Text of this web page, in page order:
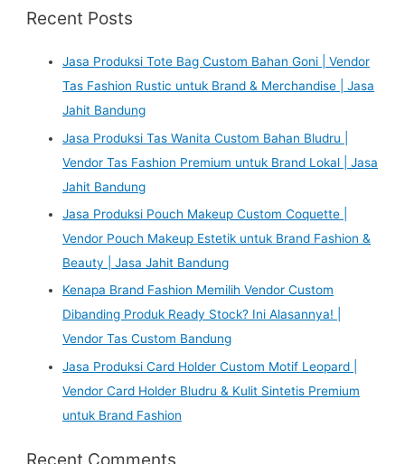
Recent Posts
Jasa Produksi Tote Bag Custom Bahan Goni | Vendor
Tas Fashion Rustic untuk Brand & Merchandise | Jasa
Jahit Bandung
Jasa Produksi Tas Wanita Custom Bahan Bludru |
Vendor Tas Fashion Premium untuk Brand Lokal | Jasa
Jahit Bandung
Jasa Produksi Pouch Makeup Custom Coquette |
Vendor Pouch Makeup Estetik untuk Brand Fashion &
Beauty | Jasa Jahit Bandung
Kenapa Brand Fashion Memilih Vendor Custom
Dibanding Produk Ready Stock? Ini Alasannya! |
Vendor Tas Custom Bandung
Jasa Produksi Card Holder Custom Motif Leopard |
Vendor Card Holder Bludru & Kulit Sintetis Premium
untuk Brand Fashion
Recent Comments